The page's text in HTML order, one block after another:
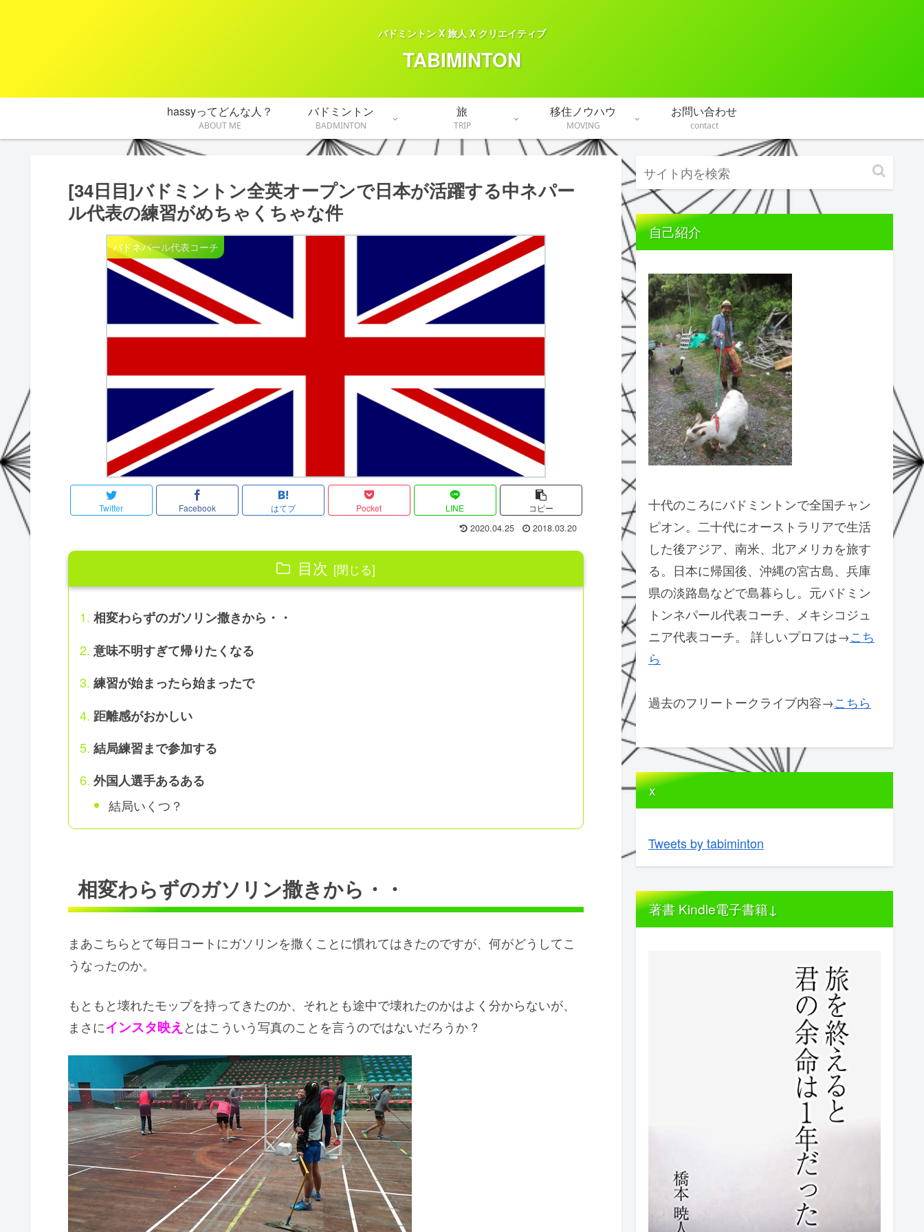
バドミントン X 旅人 X クリエイティブ
TABIMINTON
hassyってどんな人？
ABOUT ME
バドミントン
BADMINTON
旅
TRIP
移住ノウハウ
MOVING
お問い合わせ
contact
[34日目]バドミントン全英オープンで日本が活躍する中ネパー
ル代表の練習がめちゃくちゃな件
バドネパール代表コーチ
Twitter Facebook はてブ Pocket LINE コピー
2020.04.25 2018.03.20
目次
相変わらずのガソリン撒きから・・
意味不明すぎて帰りたくなる
練習が始まったら始まったで
距離感がおかしい
結局練習まで参加する
外国人選手あるある
結局いくつ？
相変わらずのガソリン撒きから・・
まあこちらとて毎日コートにガソリンを撒くことに慣れてはきたのですが、何がどうしてこ
うなったのか。
もともと壊れたモップを持ってきたのか、それとも途中で壊れたのかはよく分からないが、
まさにインスタ映え とはこういう写真のことを言うのではないだろうか？
自己紹介
十代のころにバドミントンで全国チャン
ピオン。二十代にオーストラリアで生活
した後アジア、南米、北アメリカを旅す
る。日本に帰国後、沖縄の宮古島、兵庫
県の淡路島などで島暮らし。元バドミン
トンネパール代表コーチ、メキシコジュ
ニア代表コーチ。 詳しいプロフは→こち
ら
過去のフリートークライブ内容→こちら
x
Tweets by tabiminton
著書 Kindle電子書籍↓